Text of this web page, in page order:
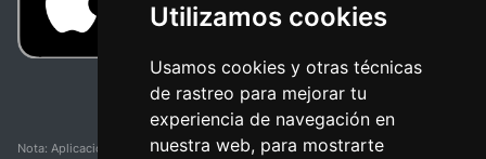
Utilizamos cookies
Usamos cookies y otras técnicas
de rastreo para mejorar tu
experiencia de navegación en
nuestra web, para mostrarte
Nota: Aplicación y web no oficial y no relacionada con ninguna organización o